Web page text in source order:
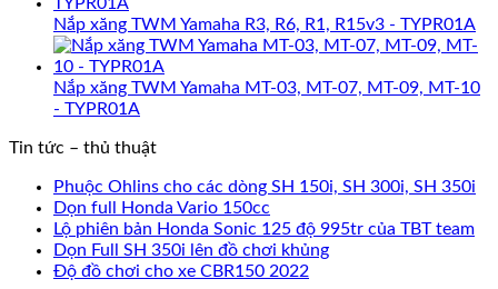
Nắp xăng TWM Yamaha R3, R6, R1, R15v3 - TYPR01A
Nắp xăng TWM Yamaha MT-03, MT-07, MT-09, MT-10
- TYPR01A
Tin tức – thủ thuật
Phuộc Ohlins cho các dòng SH 150i, SH 300i, SH 350i
Dọn full Honda Vario 150cc
Lộ phiên bản Honda Sonic 125 độ 995tr của TBT team
Dọn Full SH 350i lên đồ chơi khủng
Độ đồ chơi cho xe CBR150 2022